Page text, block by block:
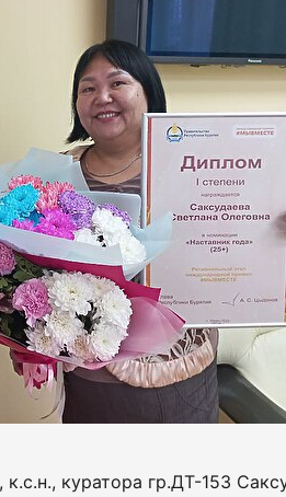
куратора гр.ДТ-153